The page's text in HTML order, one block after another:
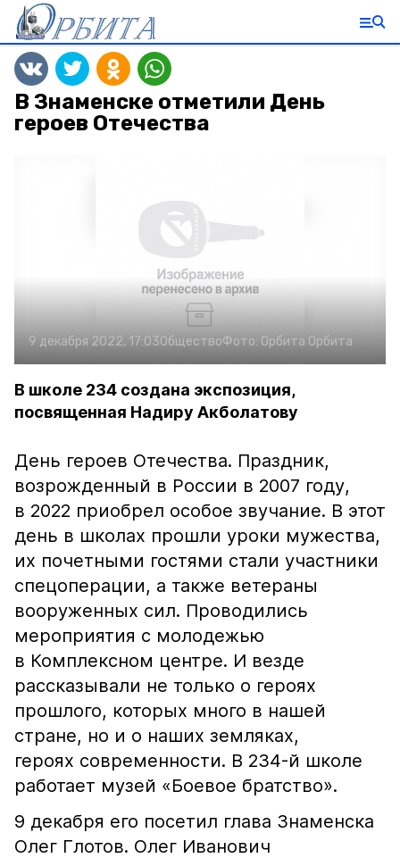
В Знаменске отметили День
героев Отечества
9 декабря 2022, 17:03ОбществоФото: Орбита Орбита
В школе 234 создана экспозиция,
посвященная Надиру Акболатову
День героев Отечества. Праздник,
возрожденный в России в 2007 году,
в 2022 приобрел особое звучание. В этот
день в школах прошли уроки мужества,
их почетными гостями стали участники
спецоперации, а также ветераны
вооруженных сил. Проводились
мероприятия с молодежью
в Комплексном центре. И везде
рассказывали не только о героях
прошлого, которых много в нашей
стране, но и о наших земляках,
героях современности. В 234-й школе
работает музей «Боевое братство».
9 декабря его посетил глава Знаменска
Олег Глотов. Олег Иванович